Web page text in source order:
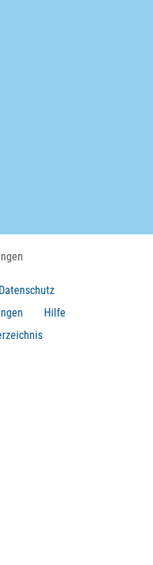
Datenschutz
Hilfe